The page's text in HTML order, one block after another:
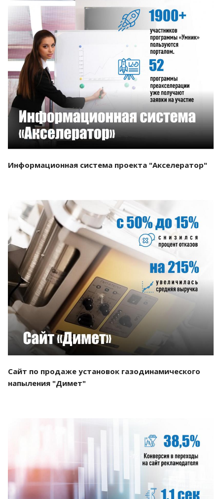
Смотреть проект
Информационная система проекта "Акселератор"
Смотреть проект
Сайт по продаже установок газодинамического
напыления "Димет"